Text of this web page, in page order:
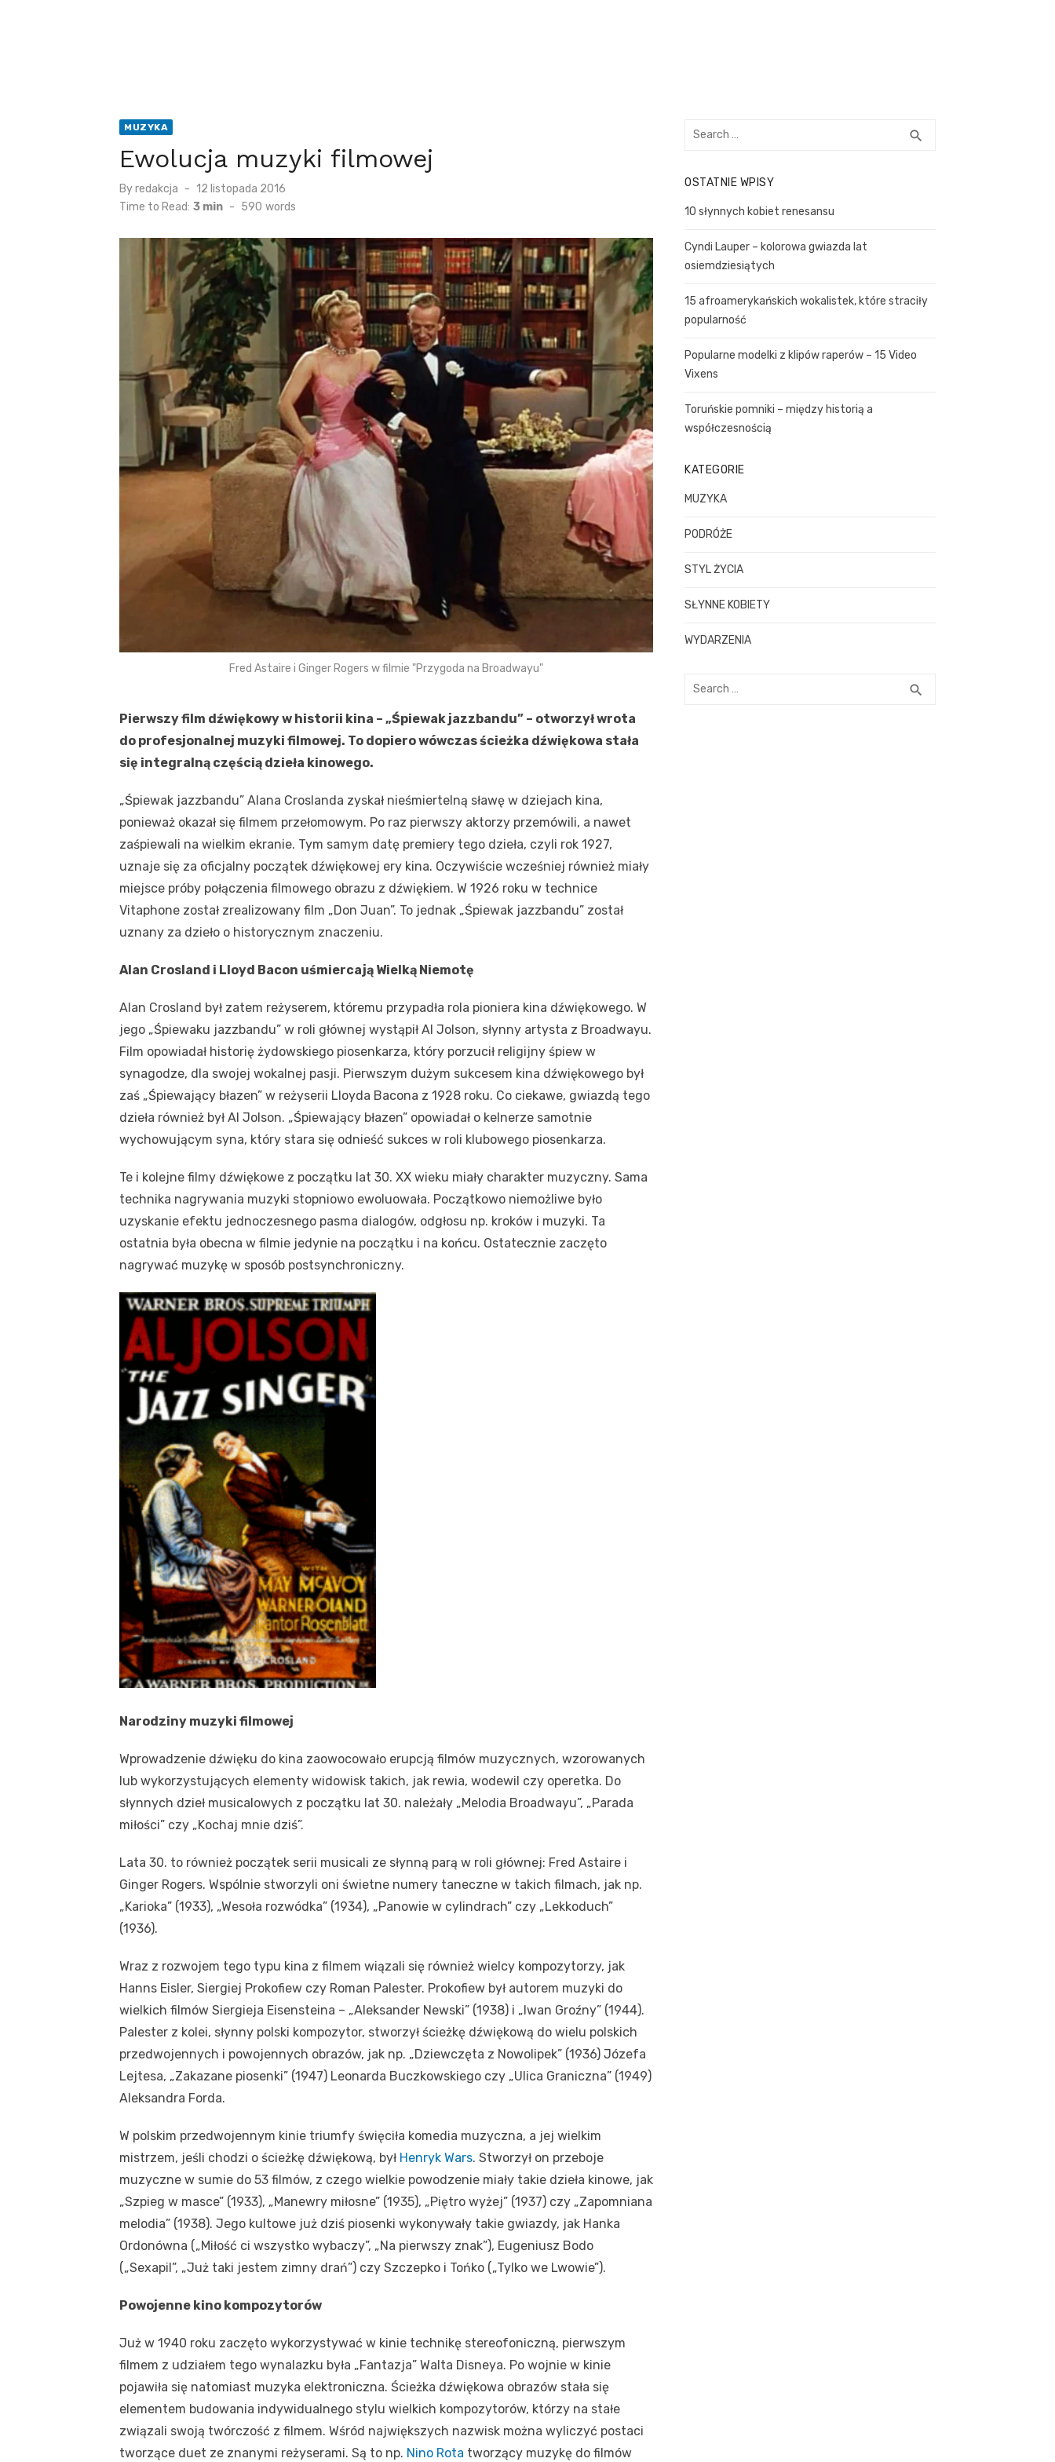
MUZYKA
Ewolucja muzyki filmowej
Byredakcja
Posted
on
12 listopada 2016
Time to Read: 3 min - 590 words
Fred Astaire i Ginger Rogers w filmie "Przygoda na Broadwayu"
Pierwszy film dźwiękowy w historii kina – „Śpiewak jazzbandu” – otworzył wrota
do profesjonalnej muzyki filmowej. To dopiero wówczas ścieżka dźwiękowa stała
się integralną częścią dzieła kinowego.
„Śpiewak jazzbandu” Alana Croslanda zyskał nieśmiertelną sławę w dziejach kina,
ponieważ okazał się filmem przełomowym. Po raz pierwszy aktorzy przemówili, a nawet
zaśpiewali na wielkim ekranie. Tym samym datę premiery tego dzieła, czyli rok 1927,
uznaje się za oficjalny początek dźwiękowej ery kina. Oczywiście wcześniej również miały
miejsce próby połączenia filmowego obrazu z dźwiękiem. W 1926 roku w technice
Vitaphone został zrealizowany film „Don Juan”. To jednak „Śpiewak jazzbandu” został
uznany za dzieło o historycznym znaczeniu.
Alan Crosland i Lloyd Bacon uśmiercają Wielką Niemotę
Alan Crosland był zatem reżyserem, któremu przypadła rola pioniera kina dźwiękowego. W
jego „Śpiewaku jazzbandu” w roli głównej wystąpił Al Jolson, słynny artysta z Broadwayu.
Film opowiadał historię żydowskiego piosenkarza, który porzucił religijny śpiew w
synagodze, dla swojej wokalnej pasji. Pierwszym dużym sukcesem kina dźwiękowego był
zaś „Śpiewający błazen” w reżyserii Lloyda Bacona z 1928 roku. Co ciekawe, gwiazdą tego
dzieła również był Al Jolson. „Śpiewający błazen” opowiadał o kelnerze samotnie
wychowującym syna, który stara się odnieść sukces w roli klubowego piosenkarza.
Te i kolejne filmy dźwiękowe z początku lat 30. XX wieku miały charakter muzyczny. Sama
technika nagrywania muzyki stopniowo ewoluowała. Początkowo niemożliwe było
uzyskanie efektu jednoczesnego pasma dialogów, odgłosu np. kroków i muzyki. Ta
ostatnia była obecna w filmie jedynie na początku i na końcu. Ostatecznie zaczęto
nagrywać muzykę w sposób postsynchroniczny.
Narodziny muzyki filmowej
Wprowadzenie dźwięku do kina zaowocowało erupcją filmów muzycznych, wzorowanych
lub wykorzystujących elementy widowisk takich, jak rewia, wodewil czy operetka. Do
słynnych dzieł musicalowych z początku lat 30. należały „Melodia Broadwayu”, „Parada
miłości” czy „Kochaj mnie dziś”.
Lata 30. to również początek serii musicali ze słynną parą w roli głównej: Fred Astaire i
Ginger Rogers. Wspólnie stworzyli oni świetne numery taneczne w takich filmach, jak np.
„Karioka” (1933), „Wesoła rozwódka” (1934), „Panowie w cylindrach” czy „Lekkoduch”
(1936).
Wraz z rozwojem tego typu kina z filmem wiązali się również wielcy kompozytorzy, jak
Hanns Eisler, Siergiej Prokofiew czy Roman Palester. Prokofiew był autorem muzyki do
wielkich filmów Siergieja Eisensteina – „Aleksander Newski” (1938) i „Iwan Groźny” (1944).
Palester z kolei, słynny polski kompozytor, stworzył ścieżkę dźwiękową do wielu polskich
przedwojennych i powojennych obrazów, jak np. „Dziewczęta z Nowolipek” (1936) Józefa
Lejtesa, „Zakazane piosenki” (1947) Leonarda Buczkowskiego czy „Ulica Graniczna” (1949)
Aleksandra Forda.
W polskim przedwojennym kinie triumfy święciła komedia muzyczna, a jej wielkim
mistrzem, jeśli chodzi o ścieżkę dźwiękową, był Henryk Wars. Stworzył on przeboje
muzyczne w sumie do 53 filmów, z czego wielkie powodzenie miały takie dzieła kinowe, jak
„Szpieg w masce” (1933), „Manewry miłosne” (1935), „Piętro wyżej” (1937) czy „Zapomniana
melodia” (1938). Jego kultowe już dziś piosenki wykonywały takie gwiazdy, jak Hanka
Ordonówna („Miłość ci wszystko wybaczy”, „Na pierwszy znak”), Eugeniusz Bodo
(„Sexapil”, „Już taki jestem zimny drań”) czy Szczepko i Tońko („Tylko we Lwowie”).
Powojenne kino kompozytorów
Już w 1940 roku zaczęto wykorzystywać w kinie technikę stereofoniczną, pierwszym
filmem z udziałem tego wynalazku była „Fantazja” Walta Disneya. Po wojnie w kinie
pojawiła się natomiast muzyka elektroniczna. Ścieżka dźwiękowa obrazów stała się
elementem budowania indywidualnego stylu wielkich kompozytorów, którzy na stałe
związali swoją twórczość z filmem. Wśród największych nazwisk można wyliczyć postaci
tworzące duet ze znanymi reżyserami. Są to np. Nino Rota tworzący muzykę do filmów
Search
search
OSTATNIE WPISY
10 słynnych kobiet renesansu
Cyndi Lauper – kolorowa gwiazda lat
osiemdziesiątych
15 afroamerykańskich wokalistek, które straciły
popularność
Popularne modelki z klipów raperów – 15 Video
Vixens
Toruńskie pomniki – między historią a
współczesnością
KATEGORIE
MUZYKA
PODRÓŻE
STYL ŻYCIA
SŁYNNE KOBIETY
WYDARZENIA
Search
search